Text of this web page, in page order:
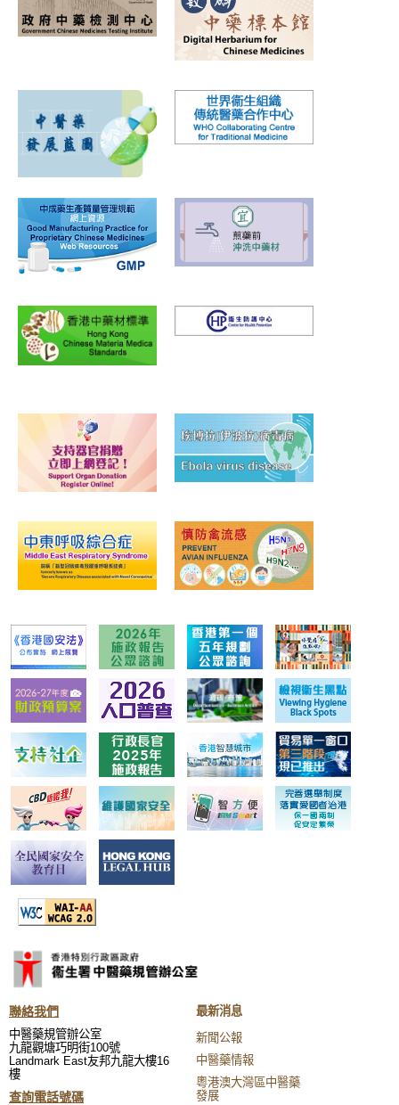
聯絡我們
中醫藥規管辦公室
九龍觀塘巧明街100號
Landmark East友邦九龍大樓16
樓
查詢電話號碼
最新消息
新聞公報
中醫藥情報
粵港澳大灣區中醫藥
發展